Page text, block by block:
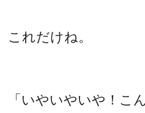
これだけね。
「いやいやいや！こ